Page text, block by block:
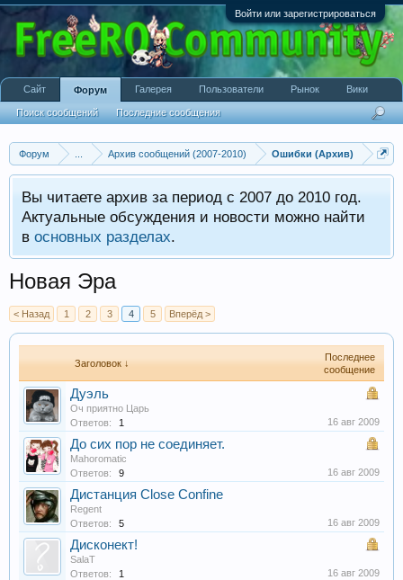
Войти или зарегистрироваться
Форум Архив сообщений (2007-2010) Ошибки (Архив)
Вы читаете архив за период с 2007 до 2010 год.
Актуальные обсуждения и новости можно найти
в основных разделах.
Новая Эра
< Назад 1 2 3 4 5 Вперёд >
Заголовок ↓
Последнее
сообщение
Дуэль
Оч приятно Царь
Ответов:
1 16 авг 2009
До сих пор не соединяет.
Mahoromatic
Ответов:
9 16 авг 2009
Дистанция Close Confine
Regent
Ответов:
5 16 авг 2009
Дисконект!
SalaT
Ответов:
1 16 авг 2009
Сайт Форум
Поиск сообщений Последние сообщения
Галерея Пользователи Рынок Вики